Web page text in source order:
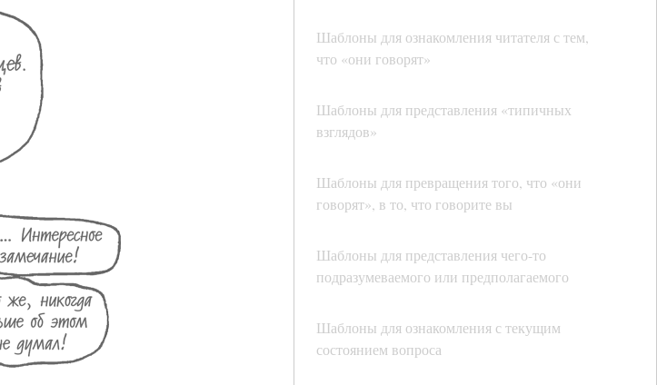
Шаблоны для ознакомления читателя с тем,
что «они говорят»
Шаблоны для представления «типичных
взглядов»
Шаблоны для превращения того, что «они
говорят», в то, что говорите вы
Шаблоны для представления чего-то
подразумеваемого или предполагаемого
Шаблоны для ознакомления с текущим
состоянием вопроса